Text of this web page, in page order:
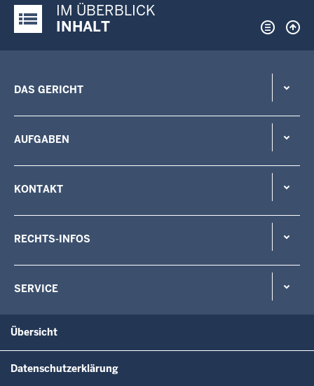
Justiz-Portal im Überblick:
IM ÜBERBLICK
INHALT
DAS GERICHT
AUFGABEN
KONTAKT
RECHTS-INFOS
SERVICE
Übersicht
Datenschutzerklärung